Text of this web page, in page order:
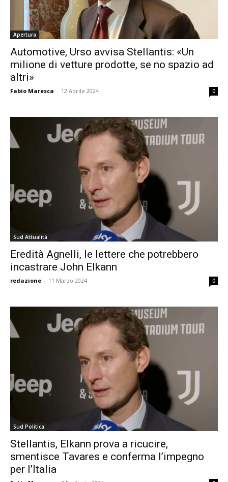
Apertura
Automotive, Urso avvisa Stellantis: «Un
milione di vetture prodotte, se no spazio ad
altri»
Fabio Maresca - 12 Aprile 2024 0
Sud Attualità
Eredità Agnelli, le lettere che potrebbero
incastrare John Elkann
redazione - 11 Marzo 2024 0
Sud Politica
Stellantis, Elkann prova a ricucire,
smentisce Tavares e conferma l’impegno
per l’Italia